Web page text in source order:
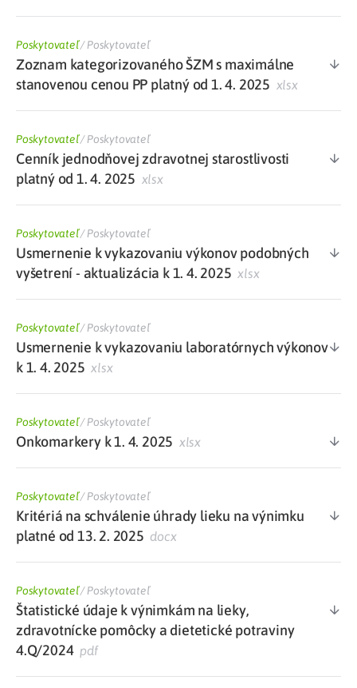
Poskytovateľ/Poskytovateľ
Zoznam kategorizovaného ŠZM s maximálne
stanovenou cenou PP platný od 1. 4. 2025 xlsx
Poskytovateľ/Poskytovateľ
Cenník jednodňovej zdravotnej starostlivosti
platný od 1. 4. 2025 xlsx
Poskytovateľ/Poskytovateľ
Usmernenie k vykazovaniu výkonov podobných
vyšetrení - aktualizácia k 1. 4. 2025 xlsx
Poskytovateľ/Poskytovateľ
Usmernenie k vykazovaniu laboratórnych výkonov
k 1. 4. 2025 xlsx
Poskytovateľ/Poskytovateľ
Onkomarkery k 1. 4. 2025 xlsx
Poskytovateľ/Poskytovateľ
Kritériá na schválenie úhrady lieku na výnimku
platné od 13. 2. 2025 docx
Poskytovateľ/Poskytovateľ
Štatistické údaje k výnimkám na lieky,
zdravotnícke pomôcky a dietetické potraviny
4.Q/2024pdf